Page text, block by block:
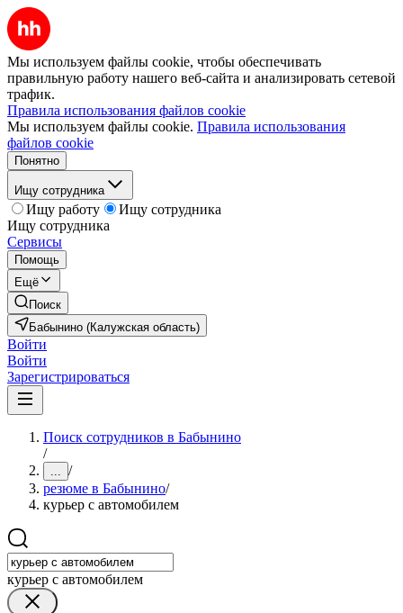
Мы используем файлы cookie, чтобы обеспечивать
правильную работу нашего веб-сайта и анализировать сетевой
трафик.
Правила использования файлов cookie
Мы используем файлы cookie. Правила использования
файлов cookie
Понятно
Ищу сотрудника
Ищу работу
Ищу сотрудника
Ищу сотрудника
Сервисы
Помощь
Ещё
Поиск
Бабынино (Калужская область)
Войти
Войти
Зарегистрироваться
Поиск сотрудников в Бабынино
/
... /
резюме в Бабынино/
курьер с автомобилем
курьер с автомобилем